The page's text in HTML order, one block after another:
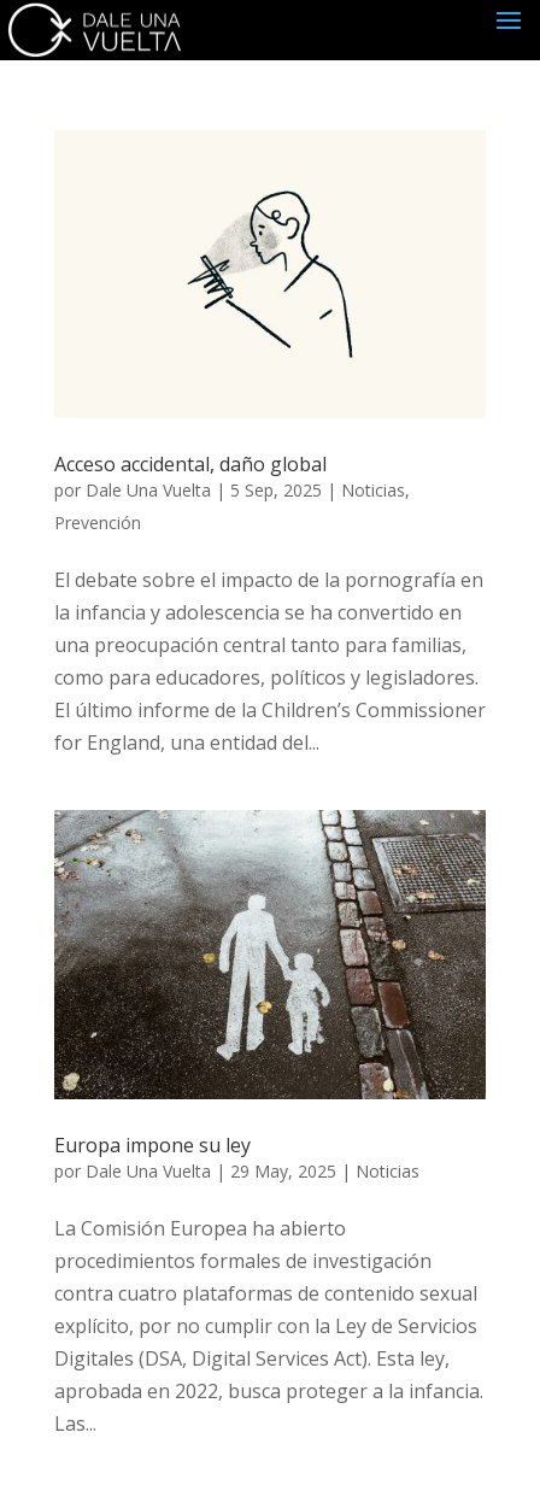
Acceso accidental, daño global
por Dale Una Vuelta | 5 Sep, 2025 | Noticias,
Prevención
El debate sobre el impacto de la pornografía en
la infancia y adolescencia se ha convertido en
una preocupación central tanto para familias,
como para educadores, políticos y legisladores.
El último informe de la Children’s Commissioner
for England, una entidad del...
Europa impone su ley
por Dale Una Vuelta | 29 May, 2025 | Noticias
La Comisión Europea ha abierto
procedimientos formales de investigación
contra cuatro plataformas de contenido sexual
explícito, por no cumplir con la Ley de Servicios
Digitales (DSA, Digital Services Act). Esta ley,
aprobada en 2022, busca proteger a la infancia.
Las...